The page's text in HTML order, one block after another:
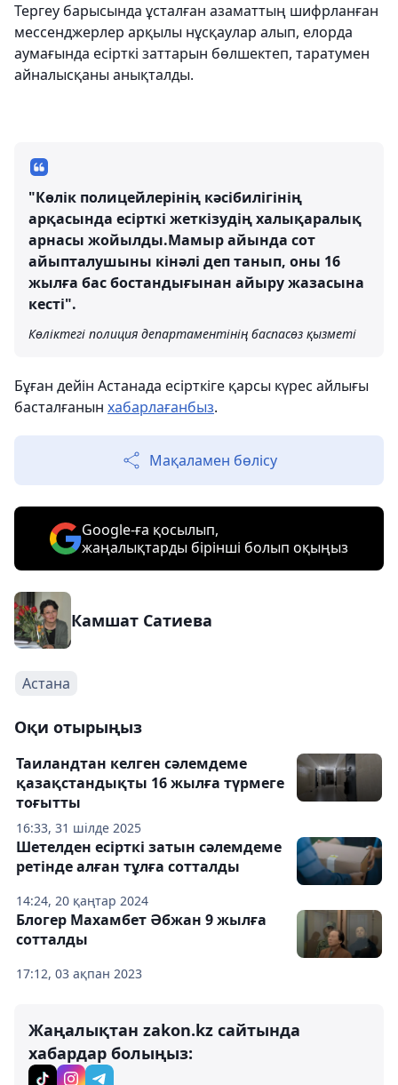
Тергеу барысында ұсталған азаматтың шифрланған
мессенджерлер арқылы нұсқаулар алып, елорда
аумағында есірткі заттарын бөлшектеп, таратумен
айналысқаны анықталды.
"Көлік полицейлерінің кәсібилігінің
арқасында есірткі жеткізудің халықаралық
арнасы жойылды.Мамыр айында сот
айыпталушыны кінәлі деп танып, оны 16
жылға бас бостандығынан айыру жазасына
кесті".
Көліктегі полиция департаментінің баспасөз қызметі
Бұған дейін Астанада есірткіге қарсы күрес айлығы
басталғанын хабарлағанбыз.
Мақаламен бөлісу
Google-ға қосылып,
жаңалықтарды бірінші болып оқыңыз
Камшат Сатиева
Астана
Оқи отырыңыз
16:33, 31 шілде 2025
Таиландтан келген сәлемдеме
қазақстандықты 16 жылға түрмеге
тоғытты
14:24, 20 қаңтар 2024
Шетелден есірткі затын сәлемдеме
ретінде алған тұлға сотталды
17:12, 03 ақпан 2023
Блогер Махамбет Әбжан 9 жылға
сотталды
Жаңалықтан zakon.kz сайтында
хабардар болыңыз: